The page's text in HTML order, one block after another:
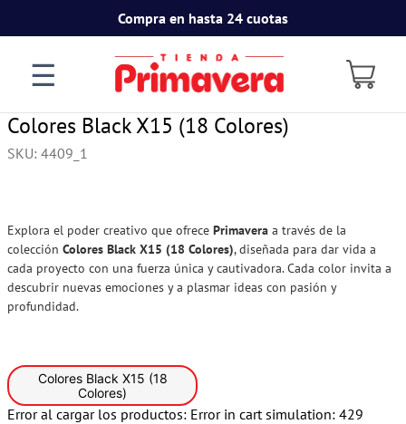
Compra en hasta 24 cuotas
☰
Colores Black X15 (18 Colores)
SKU: 4409_1
Explora el poder creativo que ofrece Primavera a través de la
colección Colores Black X15 (18 Colores), diseñada para dar vida a
cada proyecto con una fuerza única y cautivadora. Cada color invita a
descubrir nuevas emociones y a plasmar ideas con pasión y
profundidad.
Colores Black X15 (18
Colores)
Error al cargar los productos: Error in cart simulation: 429